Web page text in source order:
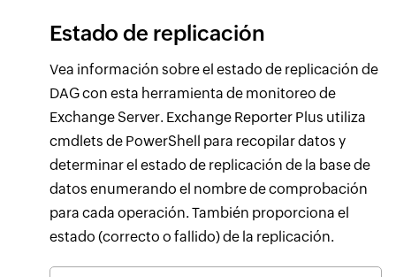
Estado de replicación
Vea información sobre el estado de replicación de
DAG con esta herramienta de monitoreo de
Exchange Server. Exchange Reporter Plus utiliza
cmdlets de PowerShell para recopilar datos y
determinar el estado de replicación de la base de
datos enumerando el nombre de comprobación
para cada operación. También proporciona el
estado (correcto o fallido) de la replicación.